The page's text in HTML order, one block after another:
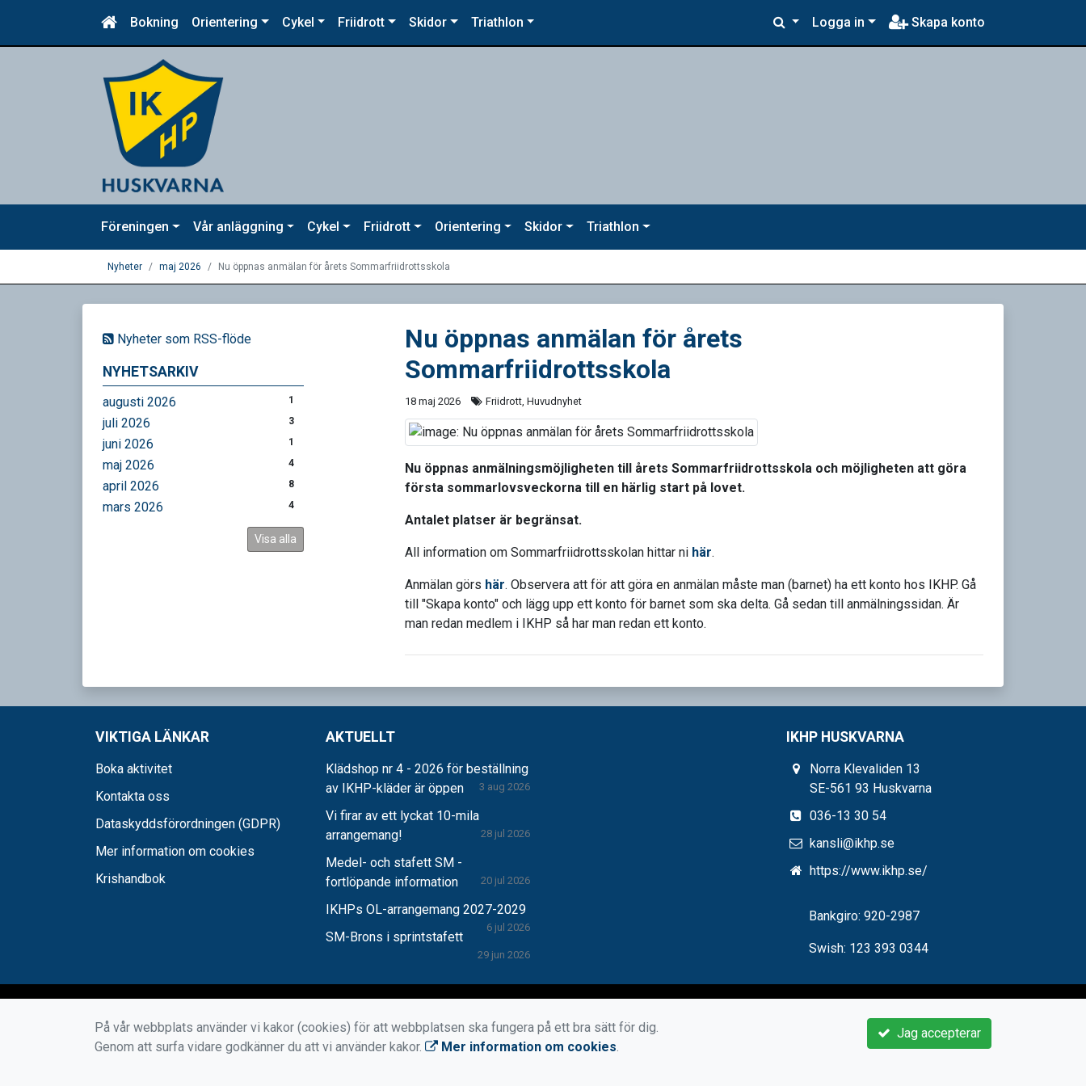
Bokning Orientering Cykel Friidrott Skidor Triathlon Logga in Skapa konto
Föreningen Vår anläggning Cykel Friidrott Orientering Skidor Triathlon
Nyheter maj 2026 Nu öppnas anmälan för årets Sommarfriidrottsskola
Nyheter som RSS-flöde
NYHETSARKIV
augusti 2026 1
juli 2026 3
juni 2026 1
maj 2026 4
april 2026 8
mars 2026 4
Visa alla
Nu öppnas anmälan för årets
Sommarfriidrottsskola
18 maj 2026 Friidrott, Huvudnyhet
Nu öppnas anmälningsmöjligheten till årets Sommarfriidrottsskola och möjligheten att göra
första sommarlovsveckorna till en härlig start på lovet.
Antalet platser är begränsat.
All information om Sommarfriidrottsskolan hittar ni här.
Anmälan görs här. Observera att för att göra en anmälan måste man (barnet) ha ett konto hos IKHP. Gå
till "Skapa konto" och lägg upp ett konto för barnet som ska delta. Gå sedan till anmälningssidan. Är
man redan medlem i IKHP så har man redan ett konto.
VIKTIGA LÄNKAR
Boka aktivitet
Kontakta oss
Dataskyddsförordningen (GDPR)
Mer information om cookies
Krishandbok
AKTUELLT
Klädshop nr 4 - 2026 för beställning
av IKHP-kläder är öppen
3 aug 2026
Vi firar av ett lyckat 10-mila
arrangemang!
28 jul 2026
Medel- och stafett SM -
fortlöpande information
20 jul 2026
IKHPs OL-arrangemang 2027-2029
6 jul 2026
SM-Brons i sprintstafett
29 jun 2026
IKHP HUSKVARNA
Norra Klevaliden 13
SE-561 93 Huskvarna
036-13 30 54
kansli@ikhp.se
https://www.ikhp.se/
Bankgiro: 920-2987
Swish: 123 393 0344
Jag accepterar
På vår webbplats använder vi kakor (cookies) för att webbplatsen ska fungera på ett bra sätt för dig.
Genom att surfa vidare godkänner du att vi använder kakor.
Mer information om cookies.